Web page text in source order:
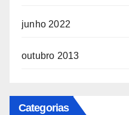
junho 2022
outubro 2013
Categorias